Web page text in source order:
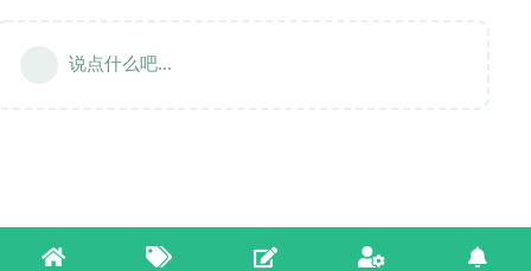
说点什么吧...